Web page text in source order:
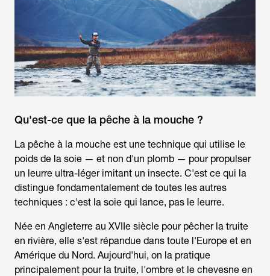
Qu'est-ce que la pêche à la mouche ?
La pêche à la mouche est une technique qui utilise le
poids de la soie — et non d'un plomb — pour propulser
un leurre ultra-léger imitant un insecte. C'est ce qui la
distingue fondamentalement de toutes les autres
techniques : c'est la soie qui lance, pas le leurre.
Née en Angleterre au XVIIe siècle pour pêcher la truite
en rivière, elle s'est répandue dans toute l'Europe et en
Amérique du Nord. Aujourd'hui, on la pratique
principalement pour la truite, l'ombre et le chevesne en